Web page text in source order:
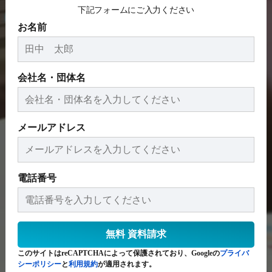
下記フォームにご入力ください
お名前
会社名・団体名
メールアドレス
電話番号
このサイトはreCAPTCHAによって保護されており、Googleのプライバ
シーポリシーと利用規約が適用されます。